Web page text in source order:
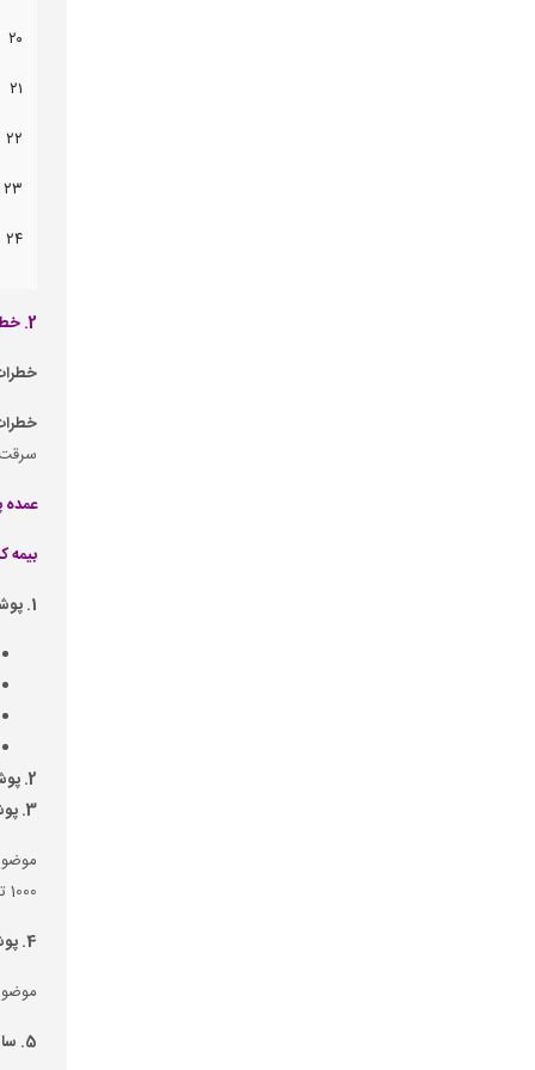
۲۰
۲۱
۲۲
۲۳
۲۴
2. خطرات تحت پوشش بیمه نامه باربری داخلی
سرقت
عمده
بیمه
1. پوشش بیمه های بدنه و ماشین آلات شناورها (H&M)تحت کلوزهای موسسه بیمه گران لندن به شرح ذیل:
2. پوشش مسئولیت مالکان شناور (P&I)
3. پوشش مسئولیت در قبال آلودگی محیط زیست ناشی از سوخت شناور
1000 تن و بالاتر
4. پوشش مسئولیت در قبال برداشت لاشه شناور مغروقه
موضوع ماده 12 کنوانسیون خارج سازی مغروقه موسوم به
5. سایر پوشش ها: